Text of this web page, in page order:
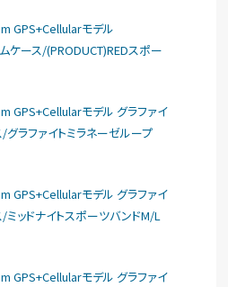
GPS+Cellularモデル
ケース/(PRODUCT)REDスポー
GPS+Cellularモデル グラファイ
ラファイトミラネーゼループ
GPS+Cellularモデル グラファイ
ミッドナイトスポーツバンドM/L
GPS+Cellularモデル グラファイ